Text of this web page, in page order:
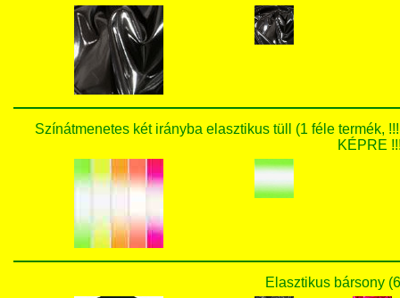
Színátmenetes két irányba elasztikus tüll (1 féle termék,
KÉPRE
Elasztikus bársony